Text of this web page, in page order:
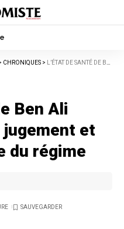
CHRONIQUES > L’ÉTAT DE SANTÉ DE BEN ALI AURAIT ALTÉRÉ SON JUGEMENT ET PRÉCIPITÉ LA CHUTE DU RÉGIME
Ben Ali
et
du régime